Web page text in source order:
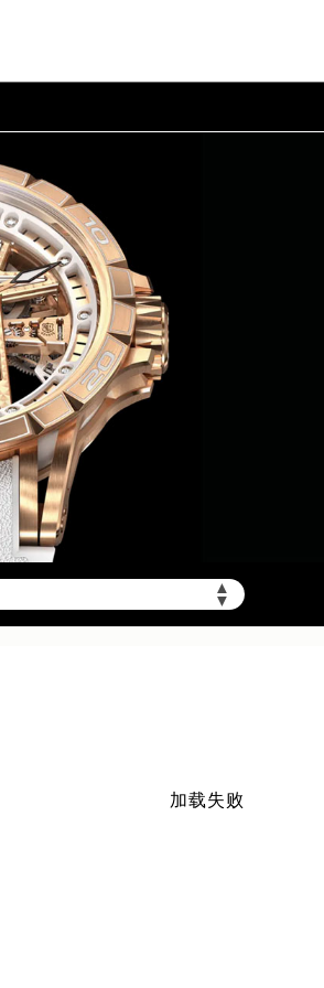
header-auto.php
header-auto.phpon line32
▲
▼
加载失败